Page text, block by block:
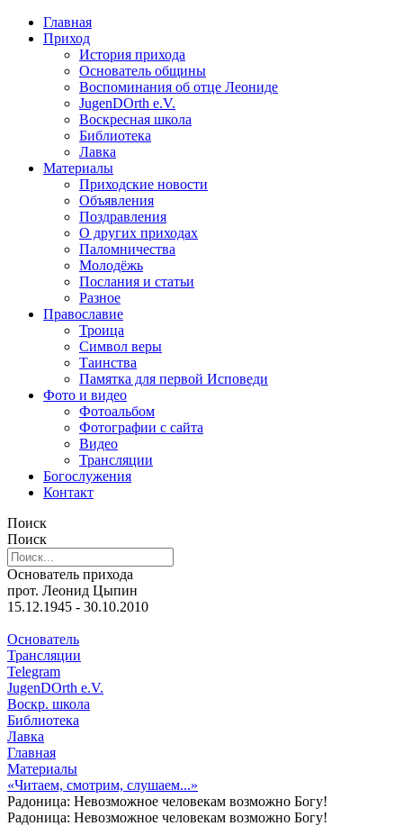
Главная
Приход
История прихода
Основатель общины
Воспоминания об отце Леониде
JugenDOrth e.V.
Воскресная школа
Библиотека
Лавка
Материалы
Приходские новости
Объявления
Поздравления
О других приходах
Паломничества
Молодёжь
Послания и статьи
Разное
Православие
Троица
Символ веры
Таинства
Памятка для первой Исповеди
Фото и видео
Фотоальбом
Фотографии с сайта
Видео
Трансляции
Богослужения
Контакт
Поиск
Поиск
Основатель прихода
прот. Леонид Цыпин
15.12.1945 - 30.10.2010
Основатель
Трансляции
Telegram
JugenDOrth e.V.
Воскр. школа
Библиотека
Лавка
Главная
Материалы
«Читаем, смотрим, слушаем...»
Радоница: Невозможное человекам возможно Богу!
Радоница: Невозможное человекам возможно Богу!